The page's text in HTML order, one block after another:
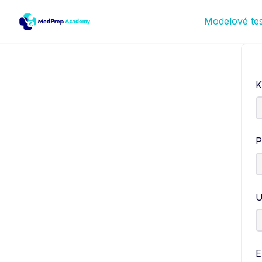
Modelové